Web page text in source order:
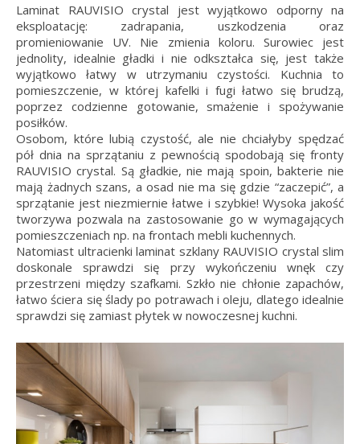
Laminat RAUVISIO crystal jest wyjątkowo odporny na
eksploatację: zadrapania, uszkodzenia oraz
promieniowanie UV. Nie zmienia koloru. Surowiec jest
jednolity, idealnie gładki i nie odkształca się, jest także
wyjątkowo łatwy w utrzymaniu czystości. Kuchnia to
pomieszczenie, w której kafelki i fugi łatwo się brudzą,
poprzez codzienne gotowanie, smażenie i spożywanie
posiłków.
Osobom, które lubią czystość, ale nie chciałyby spędzać
pół dnia na sprzątaniu z pewnością spodobają się fronty
RAUVISIO crystal. Są gładkie, nie mają spoin, bakterie nie
mają żadnych szans, a osad nie ma się gdzie “zaczepić”, a
sprzątanie jest niezmiernie łatwe i szybkie! Wysoka jakość
tworzywa pozwala na zastosowanie go w wymagających
pomieszczeniach np. na frontach mebli kuchennych.
Natomiast ultracienki laminat szklany RAUVISIO crystal slim
doskonale sprawdzi się przy wykończeniu wnęk czy
przestrzeni między szafkami. Szkło nie chłonie zapachów,
łatwo ściera się ślady po potrawach i oleju, dlatego idealnie
sprawdzi się zamiast płytek w nowoczesnej kuchni.